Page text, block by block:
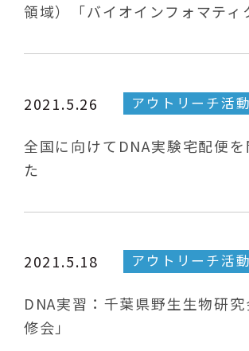
領域）「バイオインフォマティ
2021.5.26 アウトリーチ活動
全国に向けてDNA実験宅配便を
た
2021.5.18 アウトリーチ活動
DNA実習：千葉県野生生物研
修会」